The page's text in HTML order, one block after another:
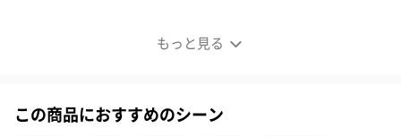
もっと見る
『LOGIC × オガワナツミさん』限定コラボ
この商品におすすめのシーン